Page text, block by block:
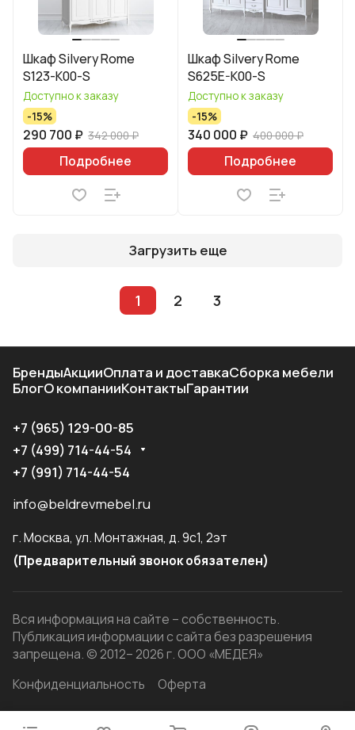
Шкаф Silvery Rome
S123-K00-S
Доступно к заказу
-15%
290 700 ₽ 342 000 ₽
Подробнее
Шкаф Silvery Rome
S625E-K00-S
Доступно к заказу
-15%
340 000 ₽ 400 000 ₽
Подробнее
Загрузить еще
1 2 3
БрендыАкцииОплата и доставкаСборка мебели
БлогО компанииКонтактыГарантии
+7 (965) 129-00-85
+7 (499) 714-44-54
+7 (991) 714-44-54
info@beldrevmebel.ru
г. Москва, ул. Монтажная, д. 9с1, 2эт
(Предварительный звонок обязателен)
Вся информация на сайте – собственность.
Публикация информации с сайта без разрешения
запрещена. © 2012– 2026 г. ООО «МЕДЕЯ»
Конфиденциальность
Оферта